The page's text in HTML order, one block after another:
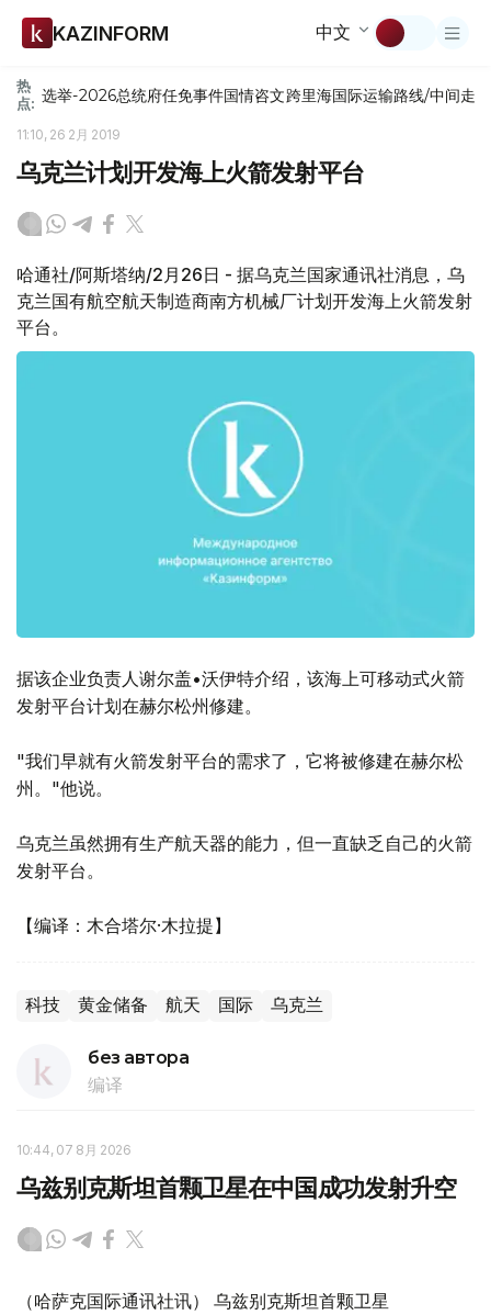
KAZINFORM 中文
热
点: 选举-2026总统府任免事件国情咨文跨里海国际运输路线/中间走廊
11:10, 26 2月 2019
乌克兰计划开发海上火箭发射平台
哈通社/阿斯塔纳/2月26日 - 据乌克兰国家通讯社消息，乌
克兰国有航空航天制造商南方机械厂计划开发海上火箭发射
平台。
据该企业负责人谢尔盖•沃伊特介绍，该海上可移动式火箭
发射平台计划在赫尔松州修建。
"我们早就有火箭发射平台的需求了，它将被修建在赫尔松
州。"他说。
乌克兰虽然拥有生产航天器的能力，但一直缺乏自己的火箭
发射平台。
【编译：木合塔尔·木拉提】
科技 黄金储备 航天 国际 乌克兰
без автора
编译
10:44, 07 8月 2026
乌兹别克斯坦首颗卫星在中国成功发射升空
（哈萨克国际通讯社讯） 乌兹别克斯坦首颗卫星